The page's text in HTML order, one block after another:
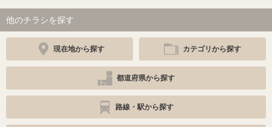
他のチラシを探す
現在地から探す カテゴリから探す
都道府県から探す
路線・駅から探す